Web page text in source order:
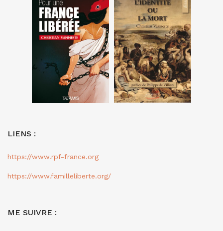
LIENS :
https://www.rpf-france.org
https://www.familleliberte.org/
ME SUIVRE :